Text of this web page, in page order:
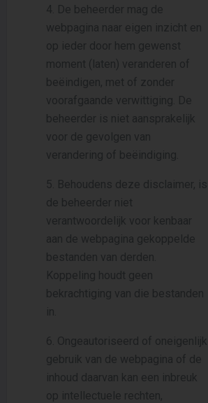
4. De beheerder mag de
webpagina naar eigen inzicht en
op ieder door hem gewenst
moment (laten) veranderen of
beëindigen, met of zonder
voorafgaande verwittiging. De
beheerder is niet aansprakelijk
voor de gevolgen van
verandering of beëindiging.
5. Behoudens deze disclaimer, is
de beheerder niet
verantwoordelijk voor kenbaar
aan de webpagina gekoppelde
bestanden van derden.
Koppeling houdt geen
bekrachtiging van die bestanden
in.
6. Ongeautoriseerd of oneigenlijk
gebruik van de webpagina of de
inhoud daarvan kan een inbreuk
op intellectuele rechten,